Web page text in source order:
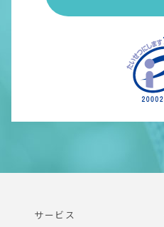
サービス